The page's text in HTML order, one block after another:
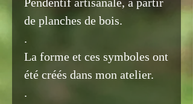
Pendentif artisanale, à partir
de planches de bois.
.
La forme et ces symboles ont
été créés dans mon atelier.
.